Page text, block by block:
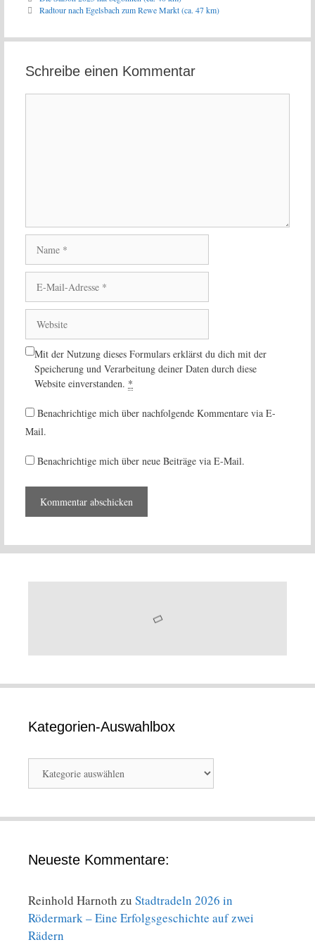
Radtour nach Egelsbach zum Rewe Markt (ca. 47 km)
Schreibe einen Kommentar
Mail-
Adresse
Mit der Nutzung dieses Formulars erklärst du dich mit der
Speicherung und Verarbeitung deiner Daten durch diese
Website einverstanden. *
Benachrichtige mich über nachfolgende Kommentare via E-
Mail.
Benachrichtige mich über neue Beiträge via E-Mail.
Kategorien-Auswahlbox
Kategorien-
Auswahlbox
Neueste Kommentare:
Reinhold Harnoth zu Stadtradeln 2026 in
Rödermark – Eine Erfolgsgeschichte auf zwei
Rädern